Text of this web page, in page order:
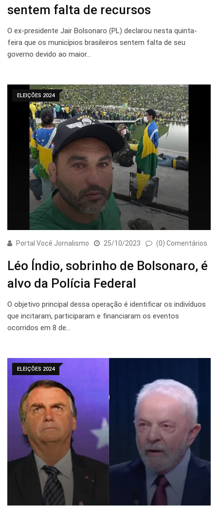
sentem falta de recursos
O ex-presidente Jair Bolsonaro (PL) declarou nesta quinta-
feira que os municípios brasileiros sentem falta de seu
governo devido ao maior…
ELEIÇÕES 2024
Portal Você Jornalismo 25/10/2023 (0) Comentários
Léo Índio, sobrinho de Bolsonaro, é
alvo da Polícia Federal
O objetivo principal dessa operação é identificar os indivíduos
que incitaram, participaram e financiaram os eventos
ocorridos em 8 de…
ELEIÇÕES 2024